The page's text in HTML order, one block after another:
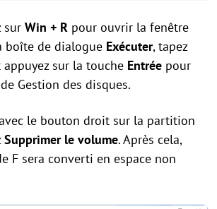
sur Win + R pour ouvrir la fenêtre
boîte de dialogue Exécuter, tapez
appuyez sur la touche Entrée pour
Gestion des disques.
le bouton droit sur la partition
Supprimer le volume. Après cela,
F sera converti en espace non